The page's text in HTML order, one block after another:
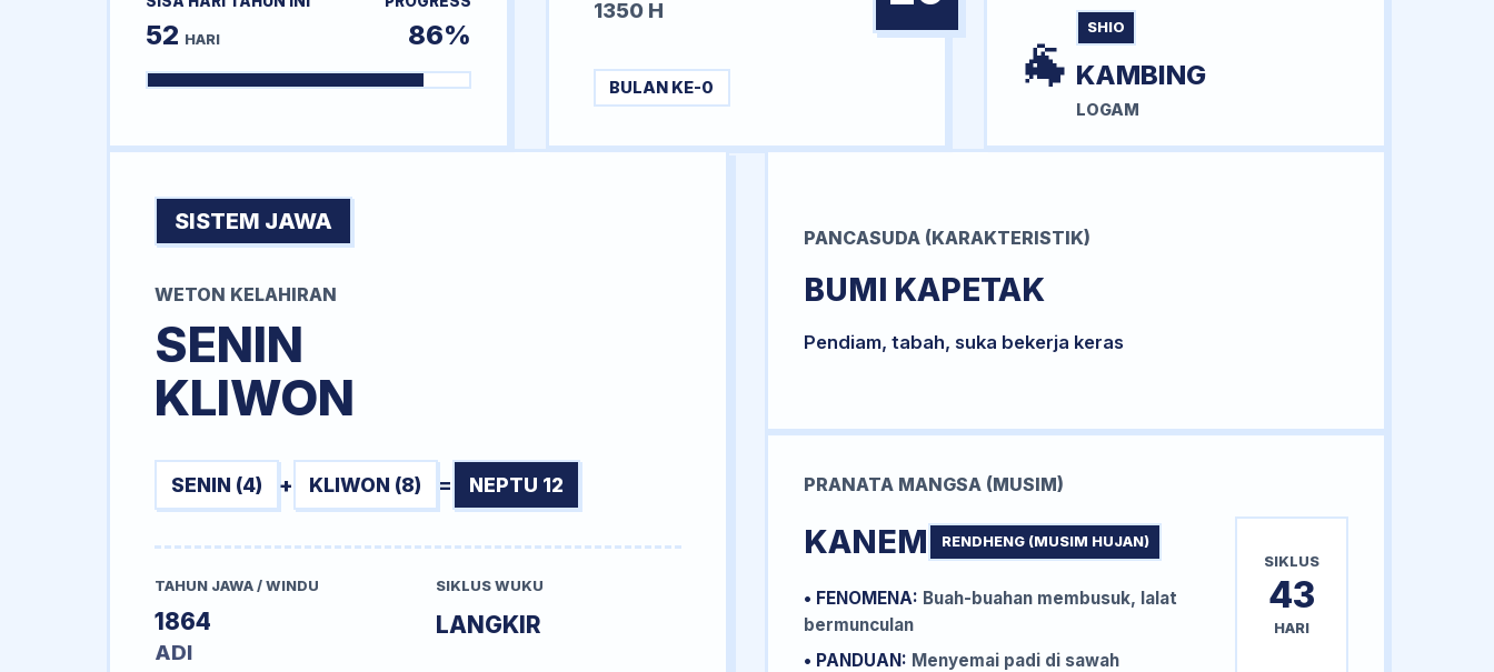
52 HARI 86%
1350 H
BULAN KE-0 🐐 SHIO
KAMBING
LOGAM
SISTEM JAWA
WETON KELAHIRAN
SENIN
KLIWON
SENIN (4) + KLIWON (8) = NEPTU 12
TAHUN JAWA / WINDU
1864
ADI
SIKLUS WUKU
LANGKIR
PANCASUDA (KARAKTERISTIK)
BUMI KAPETAK
Pendiam, tabah, suka bekerja keras
PRANATA MANGSA (MUSIM)
KANEM RENDHENG (MUSIM HUJAN)
• FENOMENA: Buah-buahan membusuk, lalat
bermunculan
• PANDUAN: Menyemai padi di sawah
SIKLUS
43
HARI